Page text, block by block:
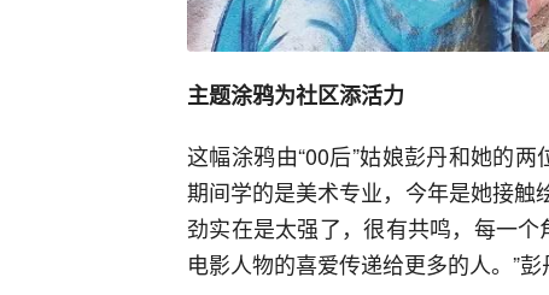
主题涂鸦为社区添活力
这幅涂鸦由“00后”姑娘彭丹和她的
期间学的是美术专业，今年是她接触
劲实在是太强了，很有共鸣，每一
电影人物的喜爱传递给更多的人。”彭